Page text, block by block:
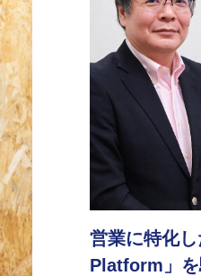
営業に特化
Platform」を